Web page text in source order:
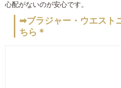
心配がないのが安心です。
➡ブラジャー・ウエスト
ちら＊